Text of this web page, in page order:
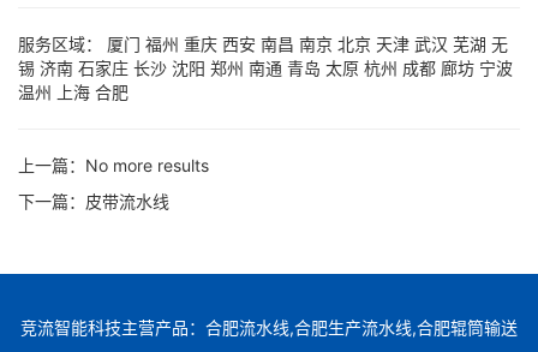
服务区域： 厦门 福州 重庆 西安 南昌 南京 北京 天津 武汉 芜湖 无
锡 济南 石家庄 长沙 沈阳 郑州 南通 青岛 太原 杭州 成都 廊坊 宁波
温州
上海 合肥
上一篇： No more results
下一篇： 皮带流水线
竞流智能科技主营产品：合肥流水线,合肥生产流水线,合肥辊筒输送